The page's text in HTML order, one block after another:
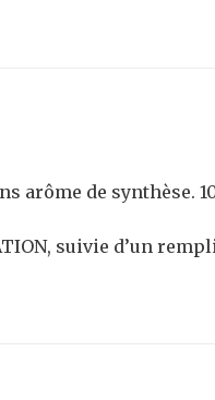
arôme de synthèse.
suivie d’un